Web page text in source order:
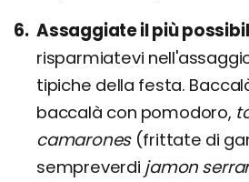
Assaggiate il più
risparmiatevi
tipiche della festa.
baccalà con pomodoro,
camarones(frittate di
sempreverdi jamon